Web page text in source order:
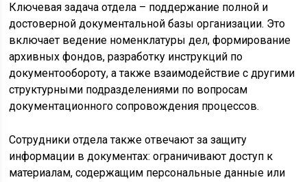
Ключевая задача отдела – поддержание полной и
достоверной документальной базы организации. Это
включает ведение номенклатуры дел, формирование
архивных фондов, разработку инструкций по
документообороту, а также взаимодействие с другими
структурными подразделениями по вопросам
документационного сопровождения процессов.
Сотрудники отдела также отвечают за защиту
информации в документах: ограничивают доступ к
материалам, содержащим персональные данные или